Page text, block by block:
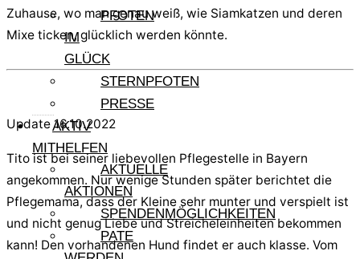
PFOTEN
IM
GLÜCK
STERNPFOTEN
PRESSE
AKTIV
MITHELFEN
AKTUELLE
AKTIONEN
SPENDENMÖGLICHKEITEN
PATE
Zuhause, wo man genau weiß, wie Siamkatzen und deren
Mixe ticken, glücklich werden könnte.
Update 16.10.2022
Tito ist bei seiner liebevollen Pflegestelle in Bayern
angekommen. Nur wenige Stunden später berichtet die
Pflegemama, dass der Kleine sehr munter und verspielt ist
und nicht genug Liebe und Streicheleinheiten bekommen
kann! Den vorhandenen Hund findet er auch klasse. Vom